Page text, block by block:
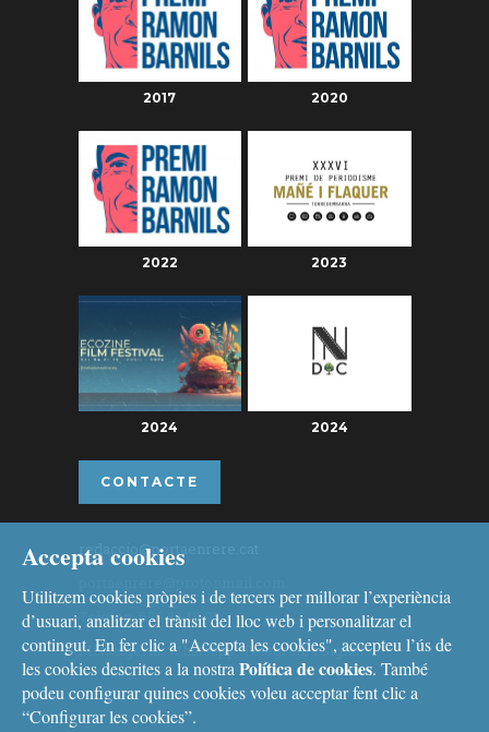
2017 2020
2022 2023
2024 2024
CONTACTE
redaccio@portaenrere.cat
Telèfon: 626 26 19 93
Missatgeria: Whatsapp, Telegram i Signal
Accepta cookies
Utilitzem cookies pròpies i de tercers per millorar l’experiència
d’usuari, analitzar el trànsit del lloc web i personalitzar el
contingut. En fer clic a "Accepta les cookies", accepteu l’ús de
les cookies descrites a la nostra Política de cookies. També
podeu configurar quines cookies voleu acceptar fent clic a
“Configurar les cookies”.